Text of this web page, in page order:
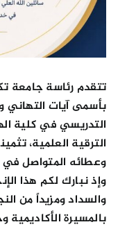
تتقدم رئاسة جامعة
بأسمى آيات التهاني
التدريسي في كلية
الترقية العلمية،
وعطائه المتواصل
وإذ نبارك لكم هذا
والسداد ومزيداً من
بالمسيرة